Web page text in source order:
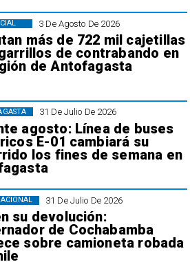
3 De Agosto De 2026
más de 722 mil cajetillas
de contrabando en
de Antofagasta
31 De Julio De 2026
agosto: Línea de buses
E-01 cambiará su
los fines de semana en
31 De Julio De 2026
su devolución:
de Cochabamba
sobre camioneta robada